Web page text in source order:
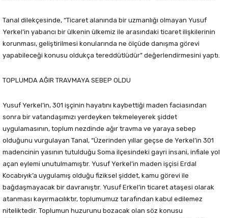
Tanal dilekçesinde, “Ticaret alanında bir uzmanlığı olmayan Yusuf
Yerkel’in yabancı bir ülkenin ülkemiz ile arasındaki ticaret ilişkilerinin
korunması, geliştirilmesi konularında ne ölçüde danışma görevi
yapabileceği konusu oldukça tereddütlüdür” değerlendirmesini yaptı.
TOPLUMDA AĞIR TRAVMAYA SEBEP OLDU
Yusuf Yerkel’in, 301 işçinin hayatını kaybettiği maden faciasından
sonra bir vatandaşımızı yerdeyken tekmeleyerek şiddet
uygulamasının, toplum nezdinde ağır travma ve yaraya sebep
olduğunu vurgulayan Tanal, “Üzerinden yıllar geçse de Yerkel’in 301
madencinin yasının tutulduğu Soma ilçesindeki gayri insani, infiale yol
açan eylemi unutulmamıştır. Yusuf Yerkel’in maden işçisi Erdal
Kocabıyık’a uygulamış olduğu fiziksel şiddet, kamu görevi ile
bağdaşmayacak bir davranıştır. Yusuf Erkel’in ticaret ataşesi olarak
atanması kayırmacılıktır, toplumumuz tarafından kabul edilemez
niteliktedir. Toplumun huzurunu bozacak olan söz konusu